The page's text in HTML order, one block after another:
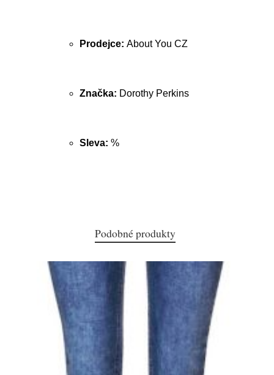
Prodejce: About You CZ
Značka: Dorothy Perkins
Sleva: %
Podobné produkty